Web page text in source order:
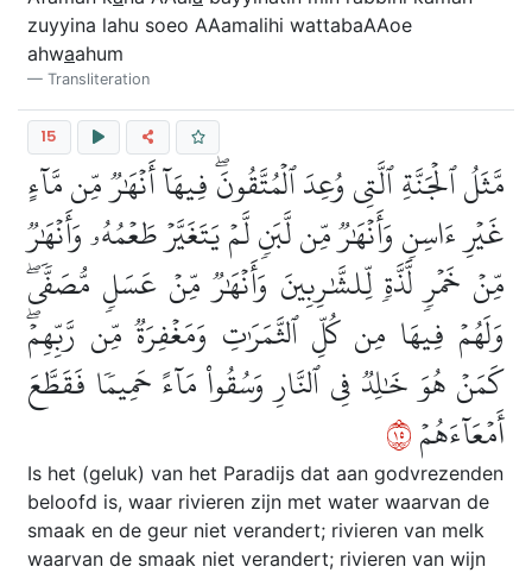
zuyyina lahu soeo AAamalihi wattabaAAoe
ahwaahum
Transliteration
15
مَّثَلُ ٱلۡجَنَّةِ ٱلَّتِي وُعِدَ ٱلۡمُتَّقُونَۖ فِيهَآ أَنۡهَٰرٞ مِّن مَّآءٍ
غَيۡرِ ءَاسِنٖ وَأَنۡهَٰرٞ مِّن لَّبَنٖ لَّمۡ يَتَغَيَّرۡ طَعۡمُهُۥ وَأَنۡهَٰرٞ
مِّنۡ خَمۡرٖ لَّذَّةٖ لِّلشَّٰرِبِينَ وَأَنۡهَٰرٞ مِّنۡ عَسَلٖ مُّصَفّٗىۖ
وَلَهُمۡ فِيهَا مِن كُلِّ ٱلثَّمَرَٰتِ وَمَغۡفِرَةٞ مِّن رَّبِّهِمۡۖ
كَمَنۡ هُوَ خَٰلِدٞ فِي ٱلنَّارِ وَسُقُواْ مَآءً حَمِيمٗا فَقَطَّعَ
أَمۡعَآءَهُمۡ٥١
Is het (geluk) van het Paradijs dat aan godvrezenden
beloofd is, waar rivieren zijn met water waarvan de
smaak en de geur niet verandert; rivieren van melk
waarvan de smaak niet verandert; rivieren van wijn